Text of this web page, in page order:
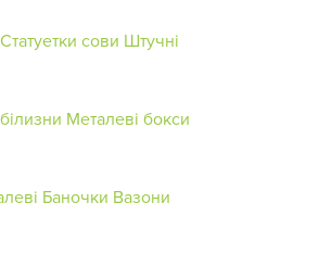
Статуетки сови Штучні
Металеві бокси
Баночки Вазони